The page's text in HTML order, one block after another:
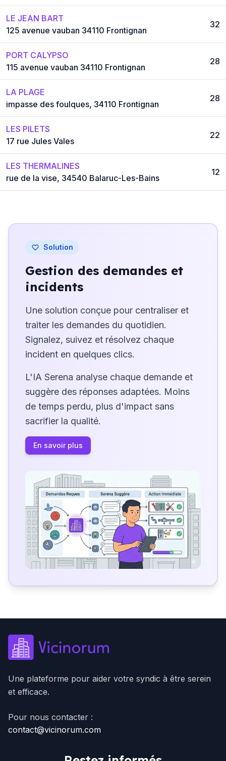
LE JEAN BART
125 avenue vauban 34110 Frontignan
32
PORT CALYPSO
115 avenue vauban 34110 Frontignan
28
LA PLAGE
impasse des foulques, 34110 Frontignan
28
LES PILETS
17 rue Jules Vales
22
LES THERMALINES
rue de la vise, 34540 Balaruc-Les-Bains
12
Solution
Gestion des demandes et
incidents
Une solution conçue pour centraliser et
traiter les demandes du quotidien.
Signalez, suivez et résolvez chaque
incident en quelques clics.
L'IA Serena analyse chaque demande et
suggère des réponses adaptées. Moins
de temps perdu, plus d'impact sans
sacrifier la qualité.
En savoir plus
Une plateforme pour aider votre syndic à être serein
et efficace.
Pour nous contacter :
contact@vicinorum.com